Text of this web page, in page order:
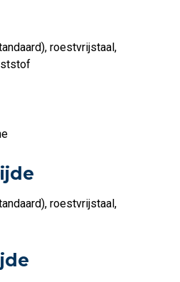
roestvrijstaal,
roestvrijstaal,